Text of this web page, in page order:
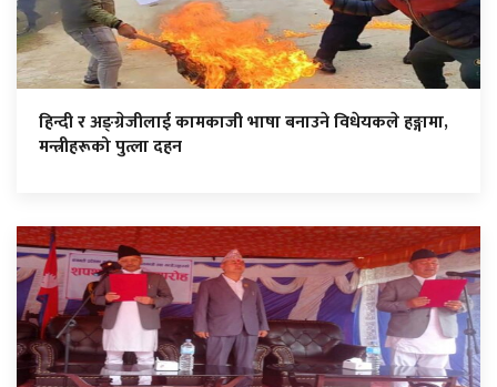
हिन्दी र अङ्ग्रेजीलाई कामकाजी भाषा बनाउने विधेयकले हङ्गामा,
मन्त्रीहरूको पुत्ला दहन